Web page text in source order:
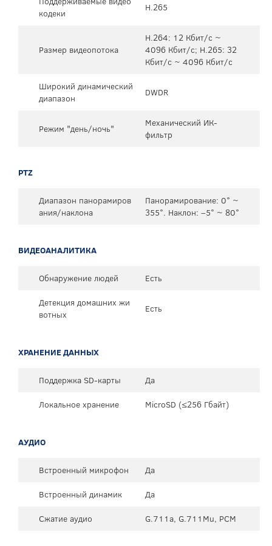
кодеки
H.265
Размер видеопотока
H.264: 12 Кбит/с ~
4096 Кбит/с; H.265: 32
Кбит/с ~ 4096 Кбит/с
Широкий динамический
диапазон
DWDR
Режим "день/ночь"
Механический ИК-
фильтр
PTZ
Диапазон панорамиров
ания/наклона
Панорамирование: 0° ~
355°. Наклон: –5° ~ 80°
ВИДЕОАНАЛИТИКА
Обнаружение людей
Есть
Детекция домашних жи
вотных
Есть
ХРАНЕНИЕ ДАННЫХ
Поддержка SD-карты
Да
Локальное хранение
MicroSD (≤256 Гбайт)
АУДИО
Встроенный микрофон
Да
Встроенный динамик
Да
Сжатие аудио
G.711a, G.711Mu, PCM